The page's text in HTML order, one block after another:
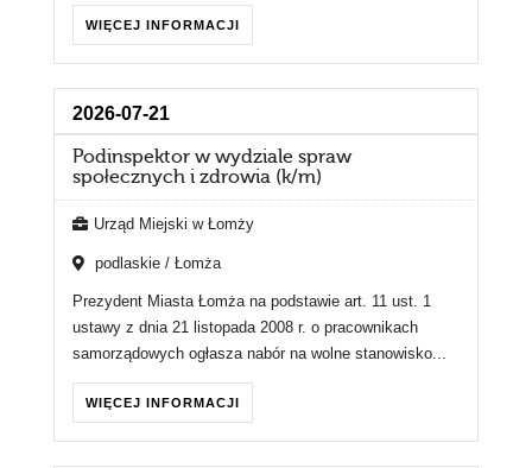
WIĘCEJ INFORMACJI
2026-07-21
Podinspektor w wydziale spraw
społecznych i zdrowia (k/m)
Urząd Miejski w Łomży
podlaskie / Łomża
Prezydent Miasta Łomża na podstawie art. 11 ust. 1
ustawy z dnia 21 listopada 2008 r. o pracownikach
samorządowych ogłasza nabór na wolne stanowisko...
WIĘCEJ INFORMACJI